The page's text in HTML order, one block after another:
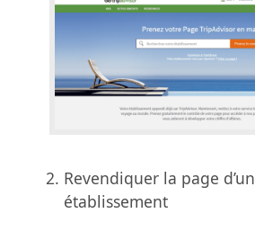
Revendiquer la page d’un
établissement